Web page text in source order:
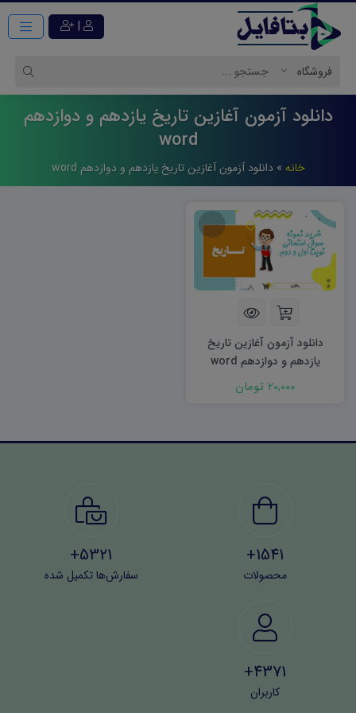
|
دانلود آزمون آغازین تاریخ یازدهم و دوازدهم
word
خانه »دانلود آزمون آغازین تاریخ یازدهم و دوازدهم word
دانلود آزمون آغازین تاریخ
یازدهم و دوازدهم word
20,000 تومان
1541+
محصولات
5321+
سفارش‌ها تکمیل شده
4371+
کاربران